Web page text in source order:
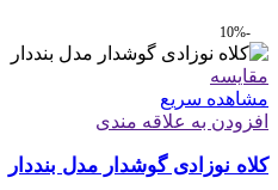
-10%
مقایسه
مشاهده سریع
افزودن به علاقه مندی
کلاه نوزادی گوشدار مدل بنددار